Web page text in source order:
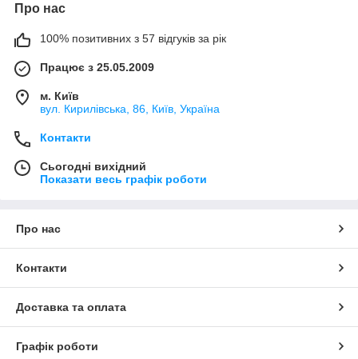
Про нас
100% позитивних з 57 відгуків за рік
Працює з 25.05.2009
м. Київ
вул. Кирилівська, 86, Київ, Україна
Контакти
Сьогодні вихідний
Показати весь графік роботи
Про нас
Контакти
Доставка та оплата
Графік роботи